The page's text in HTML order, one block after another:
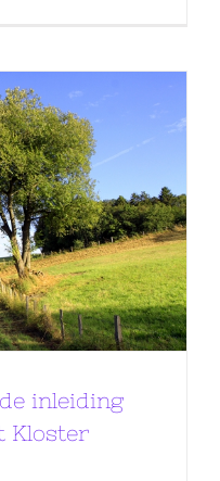
inleiding
Kloster